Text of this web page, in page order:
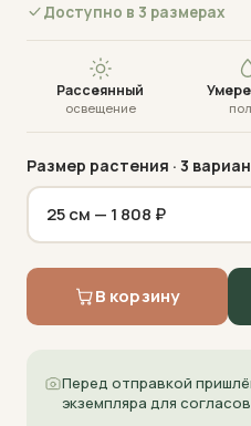
Визуализация · фото пришлём
Доступно в 3 размерах
Рассеянный
освещение
Размер растения · 3
В корзину
Перед отправкой
экземпляра для